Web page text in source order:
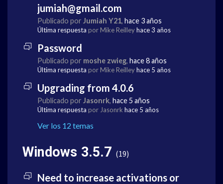
jumiah@gmail.com
Publicado por Jumiah Y21, hace 3 años
Última respuesta por Mike Reilleyhace 3 años
Password
Publicado por moshe zwieg, hace 8 años
Última respuesta por Mike Reilleyhace 5 años
Upgrading from 4.0.6
Publicado por Jasonrk, hace 5 años
Última respuesta por Jasonrk hace 5 años
Ver los 12 temas
Windows 3.5.7 19
Need to increase activations or